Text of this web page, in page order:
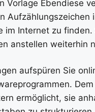
Vorlage Ebendiese
im Internet zu
anstellen weiterhin
aufspüren Sie
ermöglicht, sie